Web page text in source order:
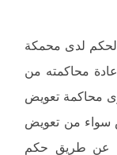
لدى محمكة
محاكمته من
محاكمة تعويض
سواء من تعويض
عن طريق حكم